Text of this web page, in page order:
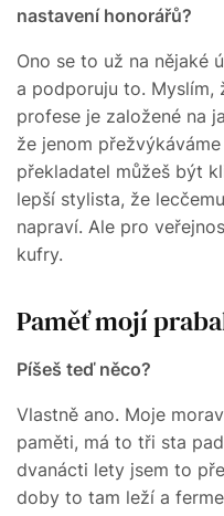
nastavení honorářů?
Ono se to už na nějaké
a podporuju to. Myslím,
profese je založené na
že jenom
překladatel můžeš být
lepší stylista, že
napraví. Ale pro
kufry.
Paměť mojí
Píšeš teď něco?
Vlastně ano. Moje
paměti, má to tři sta
dvanácti lety jsem to
doby to tam leží a